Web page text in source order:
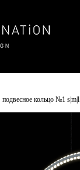
подвесное кольцо №1 s|m|l